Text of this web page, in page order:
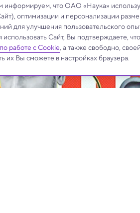
информируем, что ОАО «Наука»
оптимизации и персонализации
для улучшения пользовательского
использовать Сайт, Вы подтверждаете,
работе с Cookie, а также свободно,
их Вы сможете в настройках браузера.